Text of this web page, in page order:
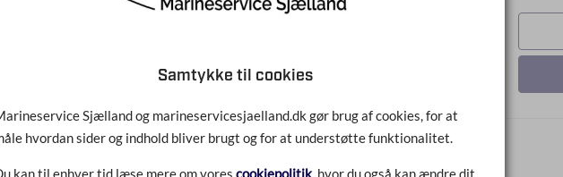
Samtykke til cookies
Sjælland og marineservicesjaelland.dk gør brug af cookies, for at
hvordan sider og indhold bliver brugt og for at understøtte funktionalitet.
kan til enhver tid læse mere om vores cookiepolitik, hvor du også kan ændre dit